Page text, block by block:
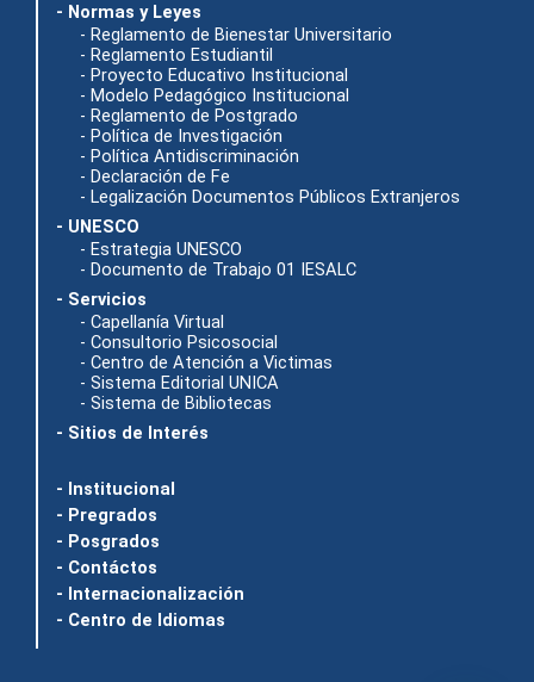
- Normas y Leyes
- Reglamento de Bienestar Universitario
- Reglamento Estudiantil
- Proyecto Educativo Institucional
- Modelo Pedagógico Institucional
- Reglamento de Postgrado
- Política de Investigación
- Política Antidiscriminación
- Declaración de Fe
- Legalización Documentos Públicos Extranjeros
- UNESCO
- Estrategia UNESCO
- Documento de Trabajo 01 IESALC
- Servicios
- Capellanía Virtual
- Consultorio Psicosocial
- Centro de Atención a Victimas
- Sistema Editorial UNICA
- Sistema de Bibliotecas
- Sitios de Interés
- Institucional
- Pregrados
- Posgrados
- Contáctos
- Internacionalización
- Centro de Idiomas